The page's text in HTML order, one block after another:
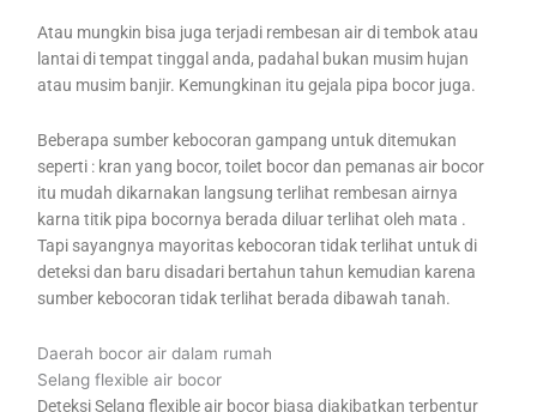
Atau mungkin bisa juga terjadi rembesan air di tembok atau
lantai di tempat tinggal anda, padahal bukan musim hujan
atau musim banjir. Kemungkinan itu gejala pipa bocor juga.
Beberapa sumber kebocoran gampang untuk ditemukan
seperti : kran yang bocor, toilet bocor dan pemanas air bocor
itu mudah dikarnakan langsung terlihat rembesan airnya
karna titik pipa bocornya berada diluar terlihat oleh mata .
Tapi sayangnya mayoritas kebocoran tidak terlihat untuk di
deteksi dan baru disadari bertahun tahun kemudian karena
sumber kebocoran tidak terlihat berada dibawah tanah.
Daerah bocor air dalam rumah
Selang flexible air bocor
Deteksi Selang flexible air bocor biasa diakibatkan terbentur